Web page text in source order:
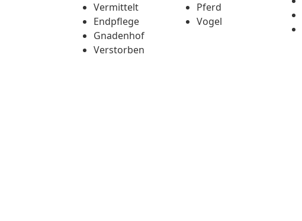
Vermittelt
Endpflege
Gnadenhof
Verstorben
Pferd
Vogel